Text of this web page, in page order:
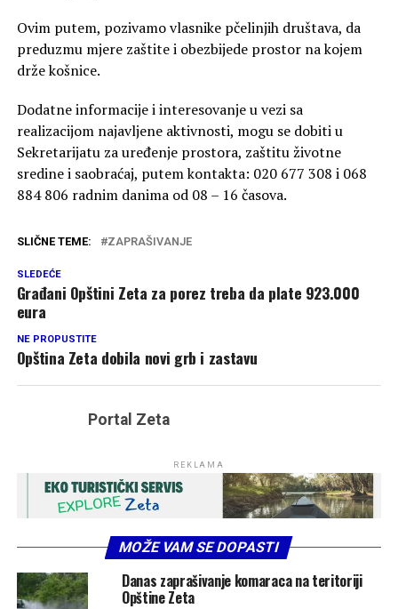
Ovim putem, pozivamo vlasnike pčelinjih društava, da
preduzmu mjere zaštite i obezbijede prostor na kojem
drže košnice.
Dodatne informacije i interesovanje u vezi sa
realizacijom najavljene aktivnosti, mogu se dobiti u
Sekretarijatu za uređenje prostora, zaštitu životne
sredine i saobraćaj, putem kontakta: 020 677 308 i 068
884 806 radnim danima od 08 – 16 časova.
SLIČNE TEME: ZAPRAŠIVANJE
SLEDEĆE
Građani Opštini Zeta za porez treba da plate 923.000
eura
NE PROPUSTITE
Opština Zeta dobila novi grb i zastavu
Portal Zeta
REKLAMA
MOŽE VAM SE DOPASTI
Danas zaprašivanje komaraca na teritoriji
Opštine Zeta